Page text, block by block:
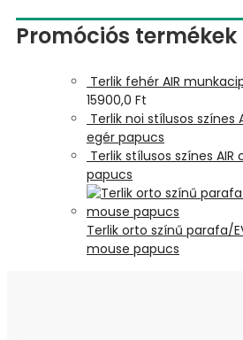
Promóciós termékek
Terlik fehér AIR
15900,0 Ft
Terlik noi stílusos
egér papucs
Terlik stílusos színes
papucs
Terlik orto színű parafa/
mouse papucs